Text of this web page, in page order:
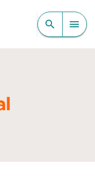
CONTENU
search menu